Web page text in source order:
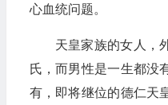
心血统问题。
天皇家族的女人，
氏，而男性是一生都没
有，即将继位的德仁天